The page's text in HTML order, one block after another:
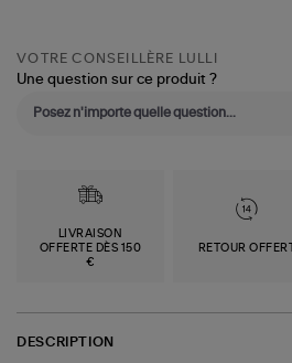
VOTRE CONSEILLÈRE LULLI
Une question sur ce produit ?
LIVRAISON
OFFERTE DÈS 150
€
RETOUR OFFERT
DESCRIPTION